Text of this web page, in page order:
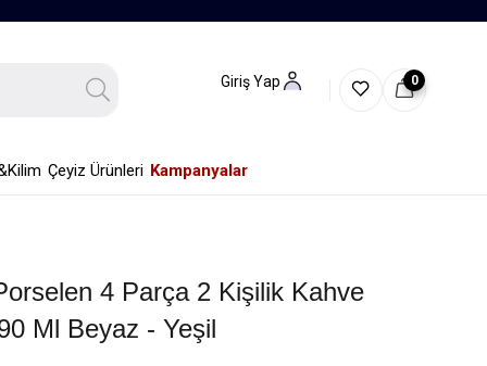
Giriş Yap 0
Çeyiz Ürünleri Kampanyalar
4 Parça 2 Kişilik Kahve
Ml Beyaz - Yeşil